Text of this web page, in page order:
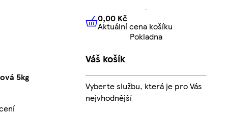
5kg
0,00 KčAktuální cena košíku
0,00 Kč
Aktuální cena košíku
Pokladna
Váš košík
Vyberte službu, která je pro Vás
nejvhodnější